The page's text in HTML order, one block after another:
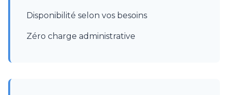
Disponibilité selon vos besoins
Zéro charge administrative